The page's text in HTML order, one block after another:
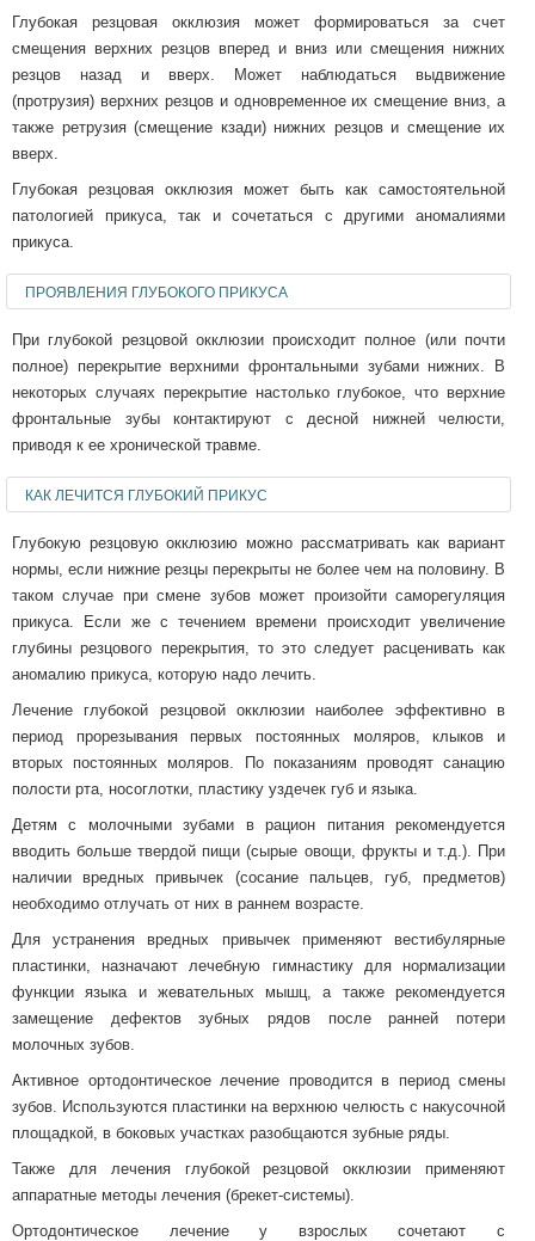
Глубокая резцовая окклюзия может формироваться за счет
смещения верхних резцов вперед и вниз или смещения нижних
резцов назад и вверх. Может наблюдаться выдвижение
(протрузия) верхних резцов и одновременное их смещение вниз, а
также ретрузия (смещение кзади) нижних резцов и смещение их
вверх.
Глубокая резцовая окклюзия может быть как самостоятельной
патологией прикуса, так и сочетаться с другими аномалиями
прикуса.
ПРОЯВЛЕНИЯ ГЛУБОКОГО ПРИКУСА
При глубокой резцовой окклюзии происходит полное (или почти
полное) перекрытие верхними фронтальными зубами нижних. В
некоторых случаях перекрытие настолько глубокое, что верхние
фронтальные зубы контактируют с десной нижней челюсти,
приводя к ее хронической травме.
КАК ЛЕЧИТСЯ ГЛУБОКИЙ ПРИКУС
Глубокую резцовую окклюзию можно рассматривать как вариант
нормы, если нижние резцы перекрыты не более чем на половину. В
таком случае при смене зубов может произойти саморегуляция
прикуса. Если же с течением времени происходит увеличение
глубины резцового перекрытия, то это следует расценивать как
аномалию прикуса, которую надо лечить.
Лечение глубокой резцовой окклюзии наиболее эффективно в
период прорезывания первых постоянных моляров, клыков и
вторых постоянных моляров. По показаниям проводят санацию
полости рта, носоглотки, пластику уздечек губ и языка.
Детям с молочными зубами в рацион питания рекомендуется
вводить больше твердой пищи (сырые овощи, фрукты и т.д.). При
наличии вредных привычек (сосание пальцев, губ, предметов)
необходимо отлучать от них в раннем возрасте.
Для устранения вредных привычек применяют вестибулярные
пластинки, назначают лечебную гимнастику для нормализации
функции языка и жевательных мышц, а также рекомендуется
замещение дефектов зубных рядов после ранней потери
молочных зубов.
Активное ортодонтическое лечение проводится в период смены
зубов. Используются пластинки на верхнюю челюсть с накусочной
площадкой, в боковых участках разобщаются зубные ряды.
Также для лечения глубокой резцовой окклюзии применяют
аппаратные методы лечения (брекет-системы).
Ортодонтическое лечение у взрослых сочетают с